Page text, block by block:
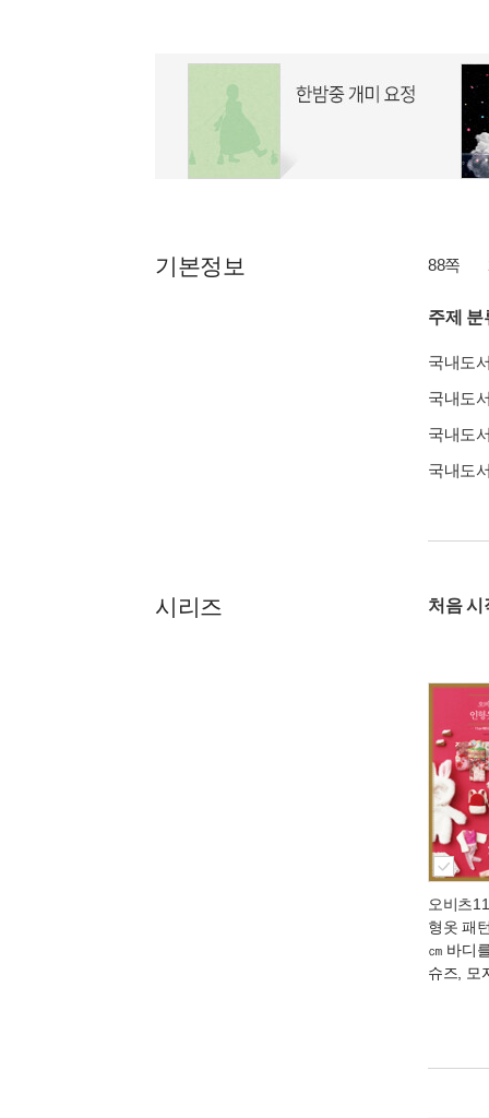
기본정보 88쪽
주제 분
국내도
국내도
국내도
국내도
시리즈 처음 시
오비츠
형옷 패
㎝ 바디
슈즈, 모